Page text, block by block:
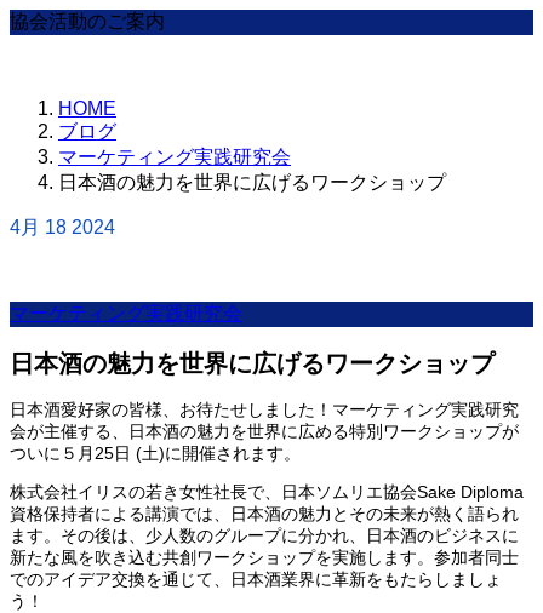
協会活動のご案内
HOME
ブログ
マーケティング実践研究会
日本酒の魅力を世界に広げるワークショップ
4月 18 2024
マーケティング実践研究会
日本酒の魅力を世界に広げるワークショップ
日本酒愛好家の皆様、お待たせしました！マーケティング実践研究
会が主催する、日本酒の魅力を世界に広める特別ワークショップが
ついに５月25日 (土)に開催されます。
株式会社イリスの若き女性社長で、日本ソムリエ協会Sake Diploma
資格保持者による講演では、日本酒の魅力とその未来が熱く語られ
ます。その後は、少人数のグループに分かれ、日本酒のビジネスに
新たな風を吹き込む共創ワークショップを実施します。参加者同士
でのアイデア交換を通じて、日本酒業界に革新をもたらしましょ
う！